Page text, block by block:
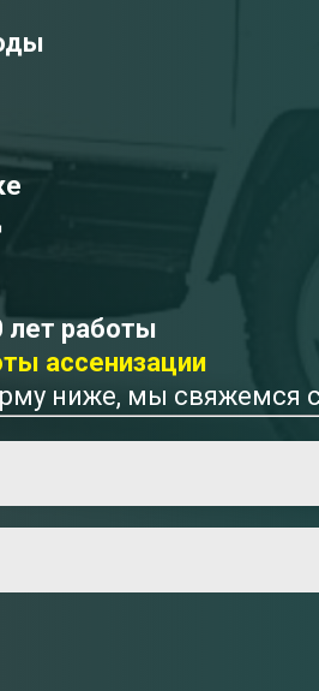
лет работы
ассенизации
ниже, мы